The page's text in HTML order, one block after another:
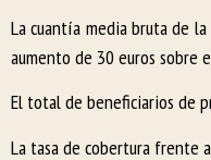
La cuantía media bruta de
aumento de 30 euros sobre
El total de beneficiarios de
La tasa de cobertura frente